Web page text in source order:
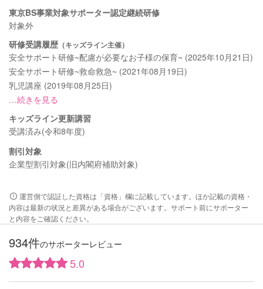
東京BS事業対象サポーター認定継続研修
対象外
研修受講履歴 （キッズライン主催）
安全サポート研修~配慮が必要なお子様の保育~ (2025年10月21日)
安全サポート研修~救命救急~ (2021年08月19日)
乳児講座 (2019年08月25日)
…続きを見る
キッズライン更新講習
受講済み(令和8年度)
割引対象
企業型割引対象(旧内閣府補助対象)
運営側で認証した資格は「資格」欄に記載しています。ほか記載の資格・
内容は最新の状況と差異がある場合がございます。サポート前にサポーター
と内容をご確認ください。
934件のサポーターレビュー
5.0